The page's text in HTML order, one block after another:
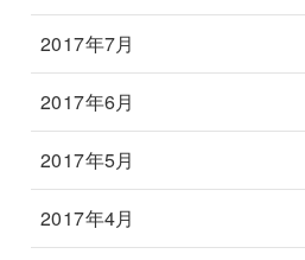
2017年7月
2017年6月
2017年5月
2017年4月